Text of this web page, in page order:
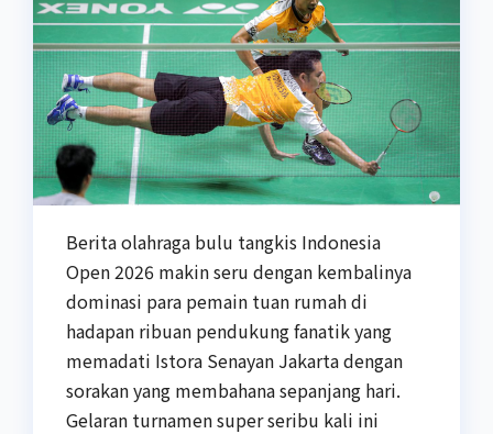
Berita olahraga bulu tangkis Indonesia
Open 2026 makin seru dengan kembalinya
dominasi para pemain tuan rumah di
hadapan ribuan pendukung fanatik yang
memadati Istora Senayan Jakarta dengan
sorakan yang membahana sepanjang hari.
Gelaran turnamen super seribu kali ini